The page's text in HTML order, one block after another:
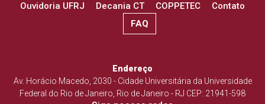
Ouvidoria UFRJ Decania CT COPPETEC
Contato
FAQ
Endereço
Av. Horácio Macedo, 2030 - Cidade Universitária da Universidade
Federal do Rio de Janeiro, Rio de Janeiro - RJ CEP: 21941-598